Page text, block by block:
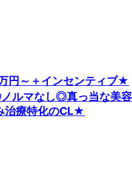
円～＋インセンティブ★
ルマなし◎真っ当な美容
治療特化のCL★